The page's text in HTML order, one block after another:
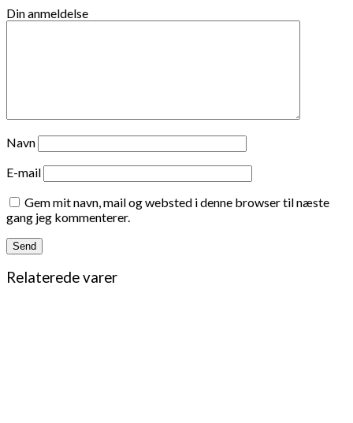
Din anmeldelse
Navn
E-mail
Gem mit navn, mail og websted i denne browser til næste
gang jeg kommenterer.
Relaterede varer